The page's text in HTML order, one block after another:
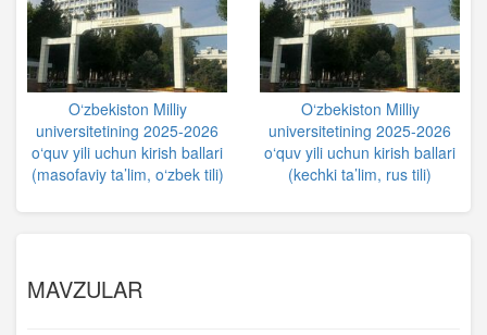
O‘zbekiston Milliy
universitetining 2025-2026
o‘quv yili uchun kirish ballari
(masofaviy ta’lim, o‘zbek tili)
O‘zbekiston Milliy
universitetining 2025-2026
o‘quv yili uchun kirish ballari
(kechki ta’lim, rus tili)
MAVZULAR